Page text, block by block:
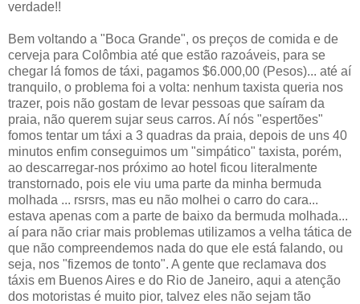
verdade!!
Bem voltando a "Boca Grande", os preços de comida e de
cerveja para Colômbia até que estão razoáveis, para se
chegar lá fomos de táxi, pagamos $6.000,00 (Pesos)... até aí
tranquilo, o problema foi a volta: nenhum taxista queria nos
trazer, pois não gostam de levar pessoas que saíram da
praia, não querem sujar seus carros. Aí nós "espertões"
fomos tentar um táxi a 3 quadras da praia, depois de uns 40
minutos enfim conseguimos um "simpático" taxista, porém,
ao descarregar-nos próximo ao hotel ficou literalmente
transtornado, pois ele viu uma parte da minha bermuda
molhada ... rsrsrs, mas eu não molhei o carro do cara...
estava apenas com a parte de baixo da bermuda molhada...
aí para não criar mais problemas utilizamos a velha tática de
que não compreendemos nada do que ele está falando, ou
seja, nos "fizemos de tonto". A gente que reclamava dos
táxis em Buenos Aires e do Rio de Janeiro, aqui a atenção
dos motoristas é muito pior, talvez eles não sejam tão